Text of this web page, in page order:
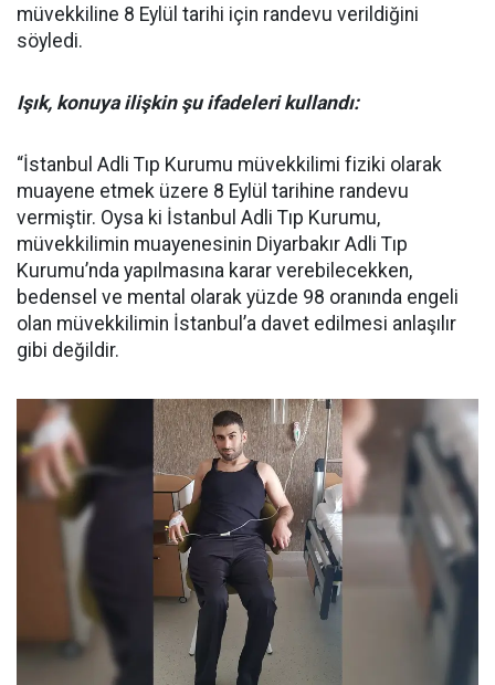
müvekkiline 8 Eylül tarihi için randevu verildiğini
söyledi.
Işık, konuya ilişkin şu ifadeleri kullandı:
“İstanbul Adli Tıp Kurumu müvekkilimi fiziki olarak
muayene etmek üzere 8 Eylül tarihine randevu
vermiştir. Oysa ki İstanbul Adli Tıp Kurumu,
müvekkilimin muayenesinin Diyarbakır Adli Tıp
Kurumu’nda yapılmasına karar verebilecekken,
bedensel ve mental olarak yüzde 98 oranında engeli
olan müvekkilimin İstanbul’a davet edilmesi anlaşılır
gibi değildir.